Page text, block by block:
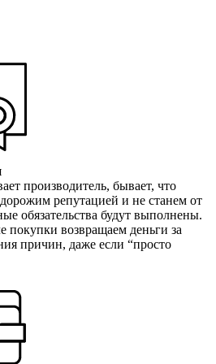
производитель, бывает, что
репутацией и не станем от
обязательства будут выполнены.
покупки возвращаем деньги за
причин, даже если “просто